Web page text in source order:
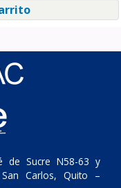
de Sucre N58-63 y
Carlos, Quito –